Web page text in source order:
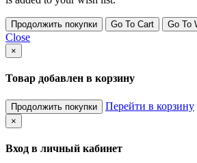
Продолжить покупки Go To Cart Go To
Close
×
Товар добавлен в корзину
Продолжить покупки Перейти в корзину
×
Вход в личный кабинет